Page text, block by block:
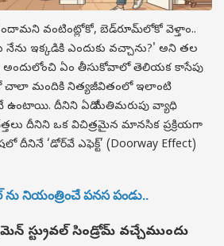
వంటింట్లోకో, బెడ్‌రూమ్‌లోకో వెళ్తాం..
ఇక్కడికి ఎందుకు వచ్చాను?' అని తల
అందులోంచి ఏం తీసుకోవాలో తెలియక కాసేపు
మందికి నిత్యజీవితంలో ఇలాంటి
ఉంటాయి. దీనిని ఏదో మతిమరుపు వ్యాధి
దీనిని ఒక విచిత్రమైన మానసిక ప్రక్రియగా
దీనినే ‘డోర్‌వే ఎఫెక్ట్’ (Doorway Effect)
ను నియంత్రించే పనస పండు..
స్ట్రువల్ సిండ్రోమ్ వచ్చేముందు